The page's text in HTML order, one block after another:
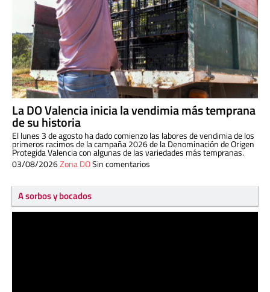
La DO Valencia inicia la vendimia más temprana
de su historia
El lunes 3 de agosto ha dado comienzo las labores de vendimia de los
primeros racimos de la campaña 2026 de la Denominación de Origen
Protegida Valencia con algunas de las variedades más tempranas.
03/08/2026Zona DOSin comentarios
A sorbos y bocados